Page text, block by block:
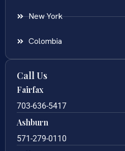
New York
Colombia
Call Us
Fairfax
703-636-5417
Ashburn
571-279-0110